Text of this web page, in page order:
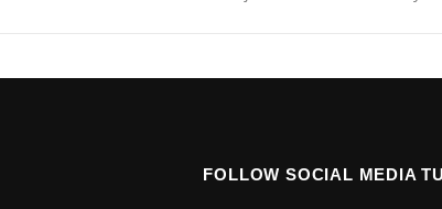
FOLLOW SOCIAL MEDIA